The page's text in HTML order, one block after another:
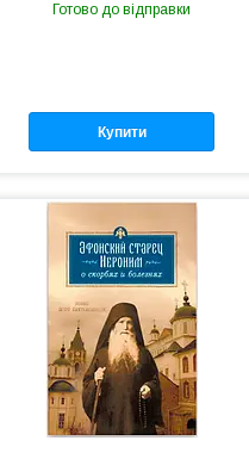
Готово до відправки
Купити